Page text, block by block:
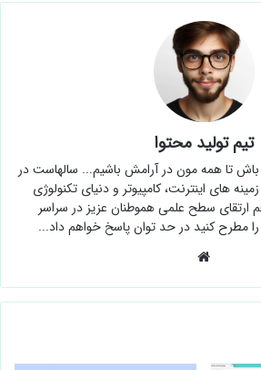
تیم تولید محتوا
تا همه مون در آرامش باشیم... سالهاست در
های اینترنت، کامپیوتر و دنیای تکنولوژی
ارتقای سطح علمی هموطنان عزیز در سراسر
مطرح کنید در حد توان پاسخ خواهم داد...